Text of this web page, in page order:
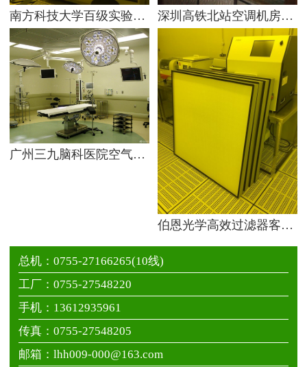
南方科技大学百级实验室空调过滤网 深圳高铁北站空调机房客户案例
广州三九脑科医院空气过滤器案例
伯恩光学高效过滤器客户案例
总机：0755-27166265(10线) ​
工厂：0755-27548220
手机：13612935961
传真：0755-27548205
邮箱：lhh009-000@163.com